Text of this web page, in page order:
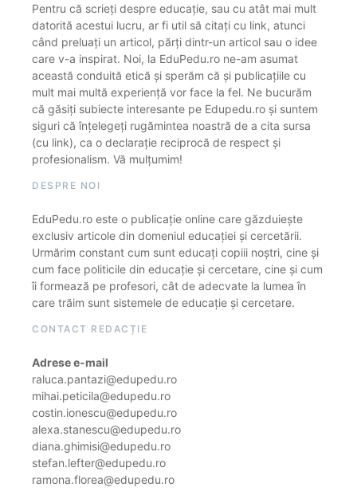
Pentru că scrieți despre educație, sau cu atât mai mult
datorită acestui lucru, ar fi util să citați cu link, atunci
când preluați un articol, părți dintr-un articol sau o idee
care v-a inspirat. Noi, la EduPedu.ro ne-am asumat
această conduită etică și sperăm că și publicațiile cu
mult mai multă experiență vor face la fel. Ne bucurăm
că găsiți subiecte interesante pe Edupedu.ro și suntem
siguri că înțelegeți rugămintea noastră de a cita sursa
(cu link), ca o declarație reciprocă de respect și
profesionalism. Vă mulțumim!
DESPRE NOI
EduPedu.ro este o publicație online care găzduiește
exclusiv articole din domeniul educației și cercetării.
Urmărim constant cum sunt educați copiii noștri, cine și
cum face politicile din educație și cercetare, cine și cum
îi formează pe profesori, cât de adecvate la lumea în
care trăim sunt sistemele de educație și cercetare.
CONTACT REDACȚIE
Adrese e-mail
raluca.pantazi@edupedu.ro
mihai.peticila@edupedu.ro
costin.ionescu@edupedu.ro
alexa.stanescu@edupedu.ro
diana.ghimisi@edupedu.ro
stefan.lefter@edupedu.ro
ramona.florea@edupedu.ro